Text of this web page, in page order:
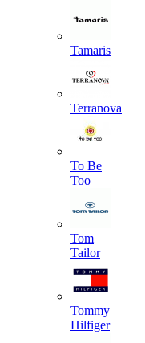
Tamaris
Terranova
To Be
Too
Tom
Tailor
Tommy
Hilfiger